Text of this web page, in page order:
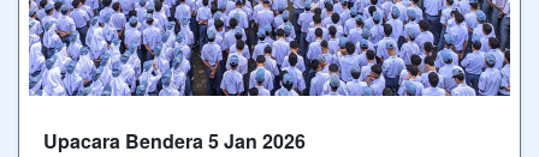
Upacara Bendera 5 Jan 2026